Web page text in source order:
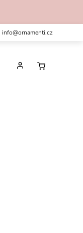
info@ornamenti.cz